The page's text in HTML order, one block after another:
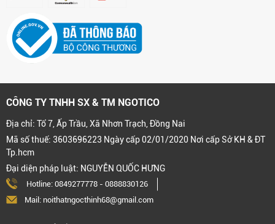
CÔNG TY TNHH SX & TM NGOTICO
Địa chỉ: Tổ 7, Ấp Trầu, Xã Nhơn Trạch, Đồng Nai
Mã số thuế: 3603696223 Ngày cấp 02/01/2020 Nơi cấp Sở KH & ĐT
Tp.hcm
Đại diện pháp luật: NGUYỄN QUỐC HƯNG
Hotline: 0849277778 - 0888830126
Mail: noithatngocthinh68@gmail.com